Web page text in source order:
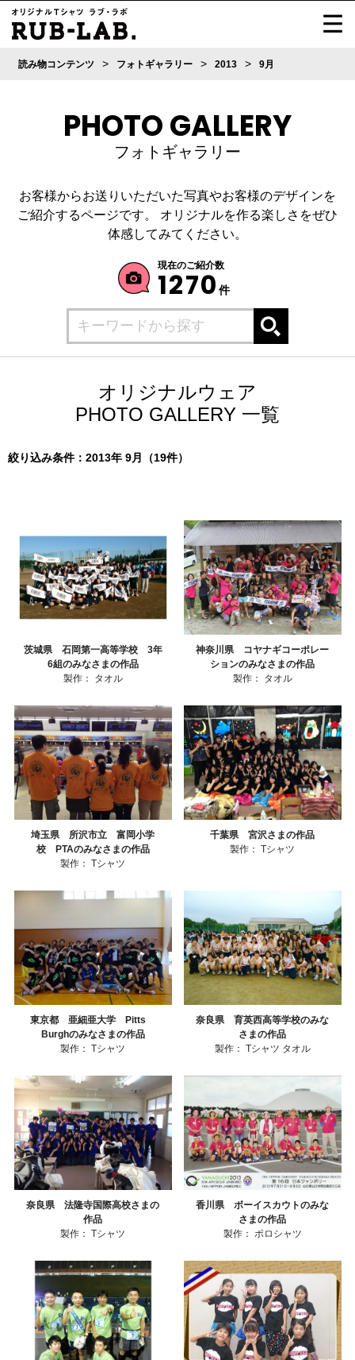
読み物コンテンツ > フォトギャラリー > 2013 > 9月
PHOTO GALLERY
フォトギャラリー
お客様からお送りいただいた写真やお客様のデザインを
ご紹介するページです。
オリジナルを作る楽しさをぜひ
体感してみてください。
現在のご紹介数
1270 件
オリジナルウェア
PHOTO GALLERY 一覧
絞り込み条件：2013年 9月（19件）
茨城県 石岡第一高等学校 3年
6組のみなさまの作品
製作：
タオル
神奈川県 コヤナギコーポレー
ションのみなさまの作品
製作：
タオル
埼玉県 所沢市立 富岡小学
校 PTAのみなさまの作品
製作： Tシャツ
千葉県 宮沢さまの作品
製作： Tシャツ
東京都 亜細亜大学 Pitts
Burghのみなさまの作品
製作： Tシャツ
奈良県 育英西高等学校のみな
さまの作品
製作： Tシャツ タオル
奈良県 法隆寺国際高校さまの
作品
製作： Tシャツ
香川県 ボーイスカウトのみな
さまの作品
製作： ポロシャツ